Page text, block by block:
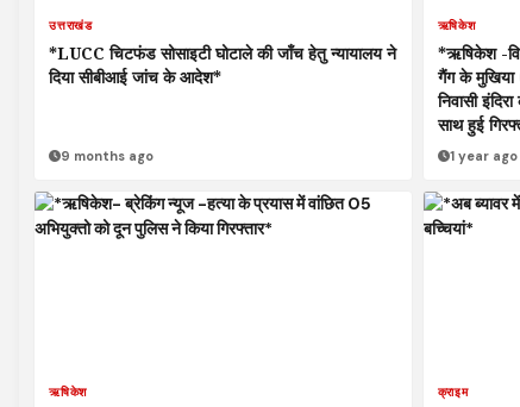
उत्तराखंड
*LUCC चिटफंड सोसाइटी घोटाले की जाँच हेतु न्यायालय ने
दिया सीबीआई जांच के आदेश*
9 months ago
ऋषिकेश
*ऋषिकेश -
गैंग के
निवासी
साथ हुई
1 year ago
ऋषिकेश क्राइम